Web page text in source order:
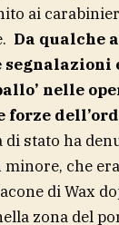
ai
Da qualche
nelle
forze
stato ha
minore, che
di Wax
zona del